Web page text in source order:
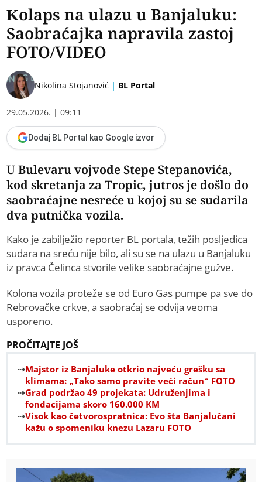
Kolaps na ulazu u Banjaluku:
Saobraćajka napravila zastoj
FOTO/VIDEO
Nikolina Stojanović | BL Portal
29.05.2026. | 09:11
Dodaj BL Portal kao Google izvor
U Bulevaru vojvode Stepe Stepanovića,
kod skretanja za Tropic, jutros je došlo do
saobraćajne nesreće u kojoj su se sudarila
dva putnička vozila.
Kako je zabilježio reporter BL portala, težih posljedica
sudara na sreću nije bilo, ali su se na ulazu u Banjaluku
iz pravca Čelinca stvorile velike saobraćajne gužve.
Kolona vozila proteže se od Euro Gas pumpe pa sve do
Rebrovačke crkve, a saobraćaj se odvija veoma
usporeno.
PROČITAJTE JOŠ
Majstor iz Banjaluke otkrio najveću grešku sa
klimama: „Tako samo pravite veći račun“ FOTO
Grad podržao 49 projekata: Udruženjima i
fondacijama skoro 160.000 KM
Visok kao četvorospratnica: Evo šta Banjalučani
kažu o spomeniku knezu Lazaru FOTO